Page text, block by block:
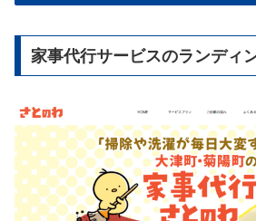
家事代行サービスのランディ